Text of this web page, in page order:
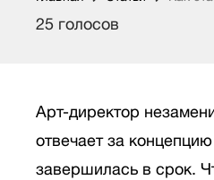
25 голосов
Арт-директор
отвечает за
завершилась в срок.